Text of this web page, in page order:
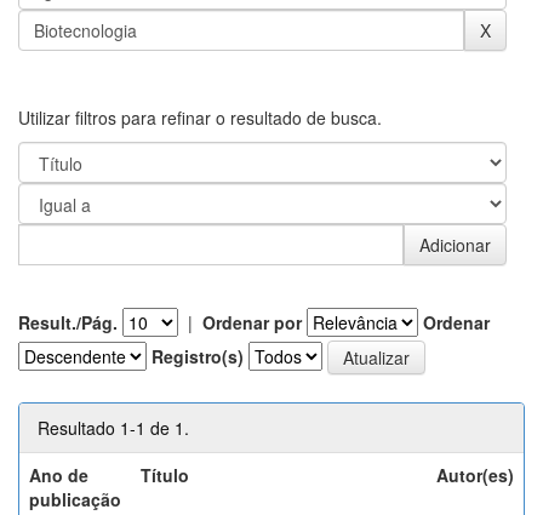
Utilizar filtros para refinar o resultado de busca.
Result./Pág. | Ordenar por
Ordenar
Registro(s)
Resultado 1-1 de 1.
Ano de
publicação
Título Autor(es)